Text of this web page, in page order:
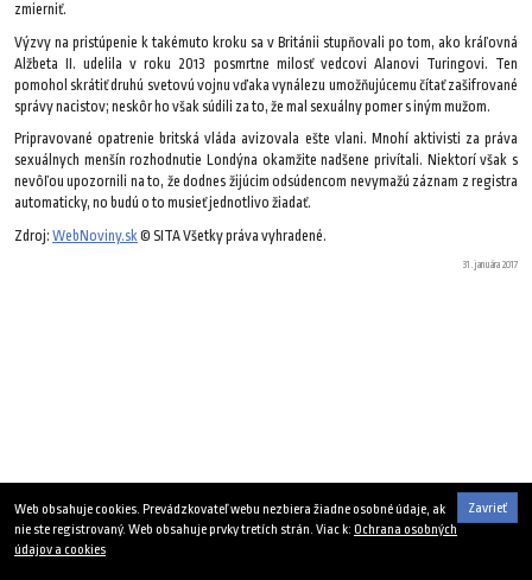
zmierniť.
Výzvy na pristúpenie k takémuto kroku sa v Británii stupňovali po tom, ako kráľovná
Alžbeta II. udelila v roku 2013 posmrtne milosť vedcovi Alanovi Turingovi. Ten
pomohol skrátiť druhú svetovú vojnu vďaka vynálezu umožňujúcemu čítať zašifrované
správy nacistov; neskôr ho však súdili za to, že mal sexuálny pomer s iným mužom.
Pripravované opatrenie britská vláda avizovala ešte vlani. Mnohí aktivisti za práva
sexuálnych menšín rozhodnutie Londýna okamžite nadšene privítali. Niektorí však s
nevôľou upozornili na to, že dodnes žijúcim odsúdencom nevymažú záznam z registra
automaticky, no budú o to musieť jednotlivo žiadať.
Zdroj: WebNoviny.sk © SITA Všetky práva vyhradené.
31. januára 2017
Zavrieť
Web obsahuje cookies. Prevádzkovateľ webu nezbiera žiadne osobné údaje, ak
nie ste registrovaný. Web obsahuje prvky tretích strán. Viac k: Ochrana osobných
údajov a cookies